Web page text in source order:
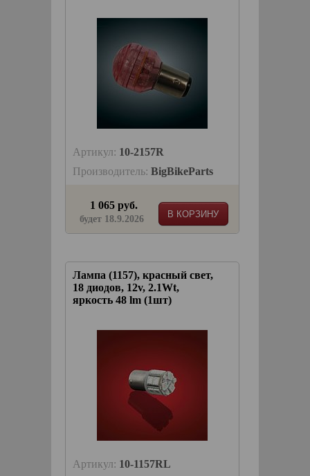
Артикул: 10-2157R
Производитель: BigBikeParts
В КОРЗИНУ
1 065 руб.
будет 18.9.2026
Лампа (1157), красный свет,
18 диодов, 12v, 2.1Wt,
яркость 48 lm (1шт)
Артикул: 10-1157RL